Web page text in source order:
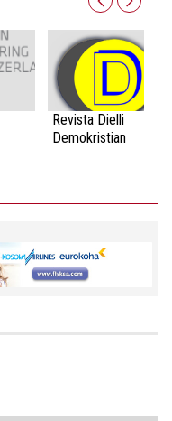
Revista Dielli
Demokristian